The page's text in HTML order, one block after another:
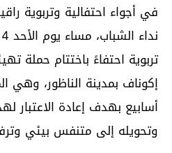
في أجواء احتفالية وتربوية
تربوية احتفاءً باختتام حملة
إكوناف بمدينة الناظور، وهي
أسابيع بهدف إعادة الاعتبار
وتحويله إلى متنفس بيئي